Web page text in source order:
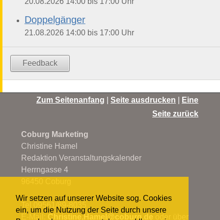
Wir setzen auf unserer Website sog. Cookies
ein, um die Nutzung der Seite durch unsere
Doppelgänger
21.08.2026 14:00 bis17:00 Uhr
Feedback
Zum Seitenanfang |Seite ausdrucken
Eine
Seite zurück
Coburg Marketing
Christine Hamel
Redaktion Veranstaltungskalender
Herrngasse 4
Tel 09561/89-8035
E-Mail: Christine.Hamel@coburg.de oder über